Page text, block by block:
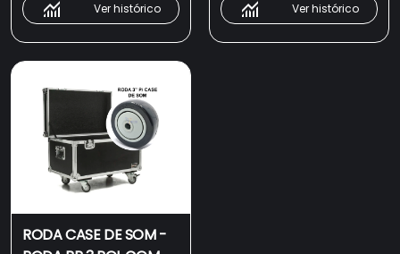
Ver histórico Ver histórico
RODA CASE DE SOM -